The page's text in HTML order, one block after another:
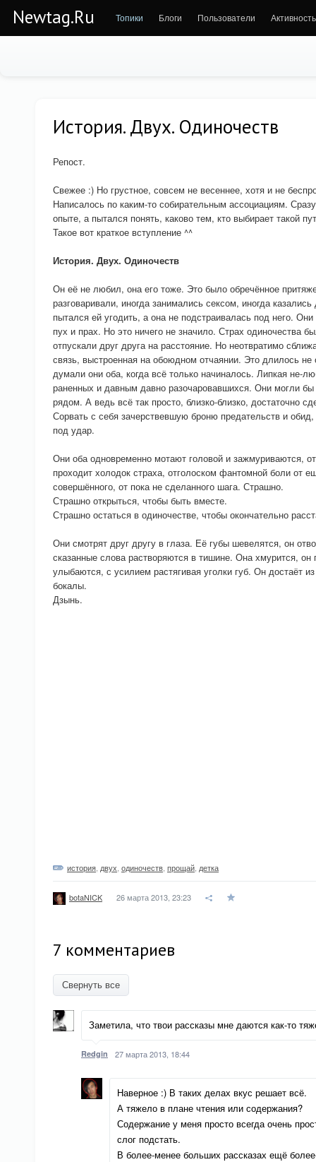
Newtag.Ru Топики Блоги Пользователи Активность
История. Двух. Одиночеств
Репост.
Свежее :) Но грустное, совсем не весеннее, хотя и не
Написалось по каким-то собирательным ассоциациям.
опыте, а пытался понять, каково тем, кто выбирает такой
Такое вот краткое вступление ^^
История. Двух. Одиночеств
Он её не любил, она его тоже. Это было обречённое
разговаривали, иногда занимались сексом, иногда
пытался ей угодить, а она не подстраивалась под него.
пух и прах. Но это ничего не значило. Страх одиночества
отпускали друг друга на расстояние. Но неотвратимо
связь, выстроенная на обоюдном отчаянии. Это длилось
думали они оба, когда всё только начиналось. Липкая не-
раненных и давным давно разочаровавшихся. Они могли
рядом. А ведь всё так просто, близко-близко, достаточно
Сорвать с себя зачерствевшую броню предательств и
под удар.
Они оба одновременно мотают головой и зажмуриваются,
проходит холодок страха, отголоском фантомной боли от
совершённого, от пока не сделанного шага. Страшно.
Страшно открыться, чтобы быть вместе.
Страшно остаться в одиночестве, чтобы окончательно
Они смотрят друг другу в глаза. Её губы шевелятся, он
сказанные слова растворяются в тишине. Она хмурится,
улыбаются, с усилием растягивая уголки губ. Он достаёт
бокалы.
Дзынь.
история двух одиночеств прощай детка
botaNICK 26 марта 2013, 23:23
7 комментариев
Свернуть все
Заметила, что твои рассказы мне даются как-то
Redgin 27 марта 2013, 18:44
Наверное :) В таких делах вкус решает всё.
А тяжело в плане чтения или содержания?
Содержание у меня просто всегда очень
слог подстать.
В более-менее больших рассказах ещё